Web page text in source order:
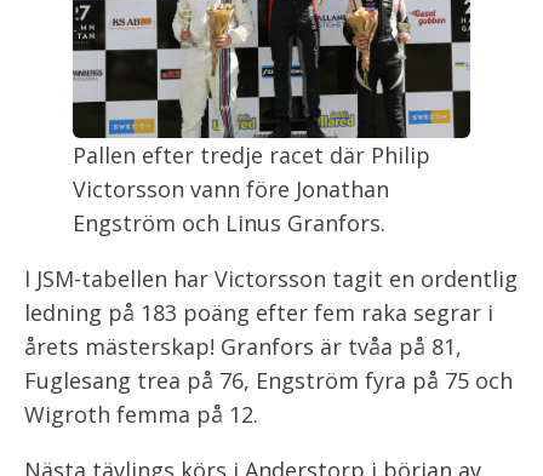
Pallen efter tredje racet där Philip
Victorsson vann före Jonathan
Engström och Linus Granfors.
I JSM-tabellen har Victorsson tagit en ordentlig
ledning på 183 poäng efter fem raka segrar i
årets mästerskap! Granfors är tvåa på 81,
Fuglesang trea på 76, Engström fyra på 75 och
Wigroth femma på 12.
Nästa tävlings körs i Anderstorp i början av